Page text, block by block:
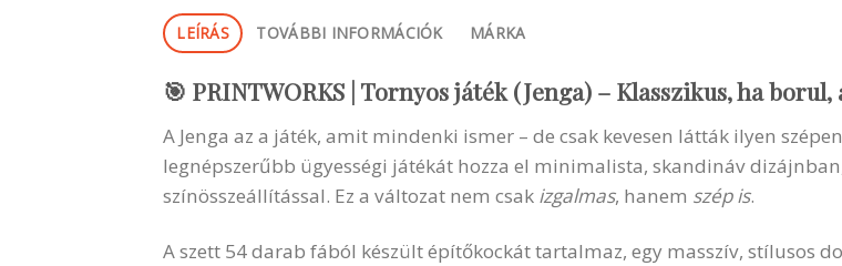
LEÍRÁS TOVÁBBI INFORMÁCIÓK MÁRKA
🎯 PRINTWORKS | Tornyos játék (Jenga) – Klasszikus, ha
A Jenga az a játék, amit mindenki ismer – de csak kevesen látták ilyen
legnépszerűbb ügyességi játékát hozza el minimalista, skandináv
színösszeállítással. Ez a változat nem csak izgalmas, hanem szép is.
A szett 54 darab fából készült építőkockát tartalmaz, egy masszív, stílusos